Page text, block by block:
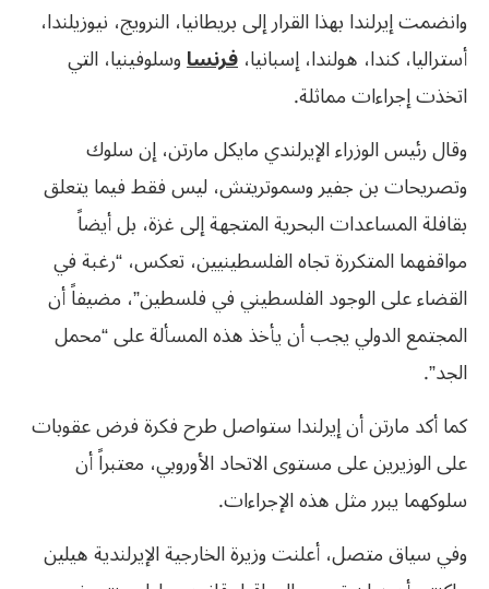
وانضمت إيرلندا بهذا القرار إلى بريطانيا، النرويج، نيوزيلندا،
أستراليا، كندا، هولندا، إسبانيا،فرنساوسلوفينيا، التي
اتخذت إجراءات مماثلة.
وقال رئيس الوزراء الإيرلندي مايكل مارتن، إن سلوك
وتصريحات بن جفير وسموتريتش، ليس فقط فيما يتعلق
بقافلة المساعدات البحرية المتجهة إلى غزة، بل أيضاً
مواقفهما المتكررة تجاه الفلسطينيين، تعكس، “رغبة في
القضاء على الوجود الفلسطيني في فلسطين”، مضيفاً أن
المجتمع الدولي يجب أن يأخذ هذه المسألة على “محمل
الجد”.
كما أكد مارتن أن إيرلندا ستواصل طرح فكرة فرض عقوبات
على الوزيرين على مستوى الاتحاد الأوروبي، معتبراً أن
سلوكهما يبرر مثل هذه الإجراءات.
وفي سياق متصل، أعلنت وزيرة الخارجية الإيرلندية هيلين